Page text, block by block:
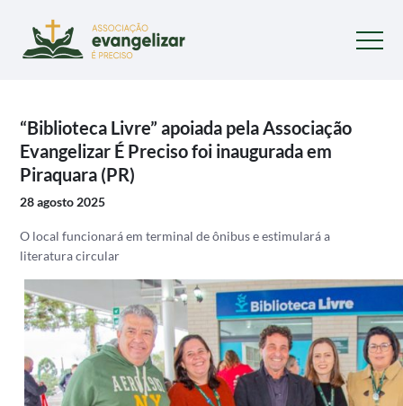
“Biblioteca Livre” apoiada pela Associação
Evangelizar É Preciso foi inaugurada em
Piraquara (PR)
28 agosto 2025
O local funcionará em terminal de ônibus e estimulará a
literatura circular